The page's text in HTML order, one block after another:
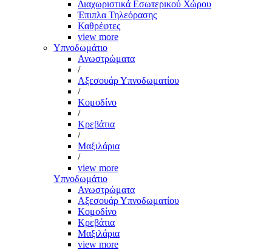
Διαχωριστικά Εσωτερικού Χώρου
Έπιπλα Τηλεόρασης
Καθρέφτες
view more
Υπνοδωμάτιο
Ανωστρώματα
/
Αξεσουάρ Υπνοδωματίου
/
Κομοδίνο
/
Κρεβάτια
/
Μαξιλάρια
/
view more
Υπνοδωμάτιο
Ανωστρώματα
Αξεσουάρ Υπνοδωματίου
Κομοδίνο
Κρεβάτια
Μαξιλάρια
view more